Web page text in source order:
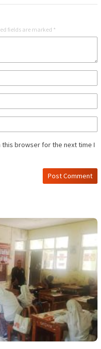
fields are marked *
this browser for the next time I